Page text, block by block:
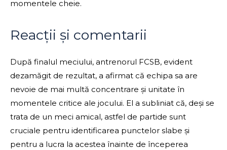
momentele cheie.
Reacții și comentarii
După finalul meciului, antrenorul FCSB, evident
dezamăgit de rezultat, a afirmat că echipa sa are
nevoie de mai multă concentrare și unitate în
momentele critice ale jocului. El a subliniat că, deși se
trata de un meci amical, astfel de partide sunt
cruciale pentru identificarea punctelor slabe și
pentru a lucra la acestea înainte de începerea